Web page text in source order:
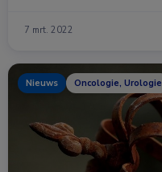
7 mrt. 2022
Nieuws Oncologie, Urologie